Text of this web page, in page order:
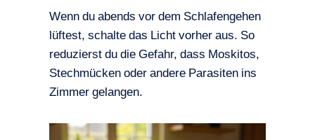
Wenn du abends vor dem Schlafengehen
lüftest, schalte das Licht vorher aus. So
reduzierst du die Gefahr, dass Moskitos,
Stechmücken oder andere Parasiten ins
Zimmer gelangen.